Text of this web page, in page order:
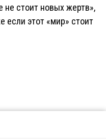
не стоит новых жертв»,
если этот «мир» стоит